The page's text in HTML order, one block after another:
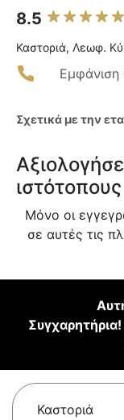
8.5
Καστοριά, Λεωφ.
Εμφάνιση
Σχετικά με την
ιστότοπους
Μόνο οι
σε αυτές τις
Συγχαρητήρια!
Καστοριά